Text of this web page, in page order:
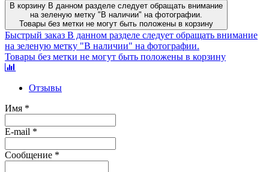
В корзину В данном разделе следует обращать внимание
на зеленую метку "В наличии" на фотографии.
Товары без метки не могут быть положены в корзину
Быстрый заказ В данном разделе следует обращать внимание
на зеленую метку "В наличии" на фотографии.
Товары без метки не могут быть положены в корзину
Отзывы
Имя *
E-mail *
Сообщение *